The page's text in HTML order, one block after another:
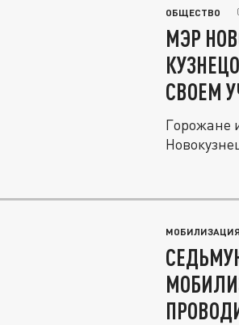
ОБЩЕСТВО
МЭР
СВОЕМ
Горожане
МОБИЛИЗАЦИЯ